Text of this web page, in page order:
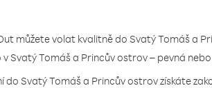
můžete volat kvalitně do Svatý Tomáš a
v Svatý Tomáš a Princův ostrov – pevná
do Svatý Tomáš a Princův ostrov získáte